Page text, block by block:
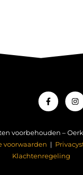
voorbehouden –
voorwaarden |
Klachtenregeling